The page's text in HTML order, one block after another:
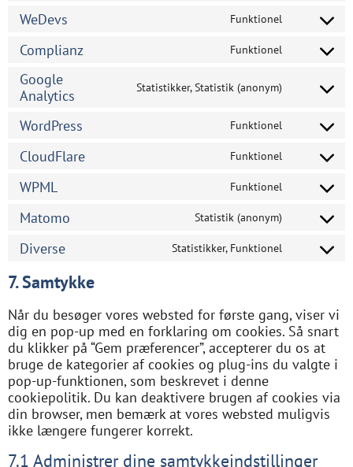
WeDevs Funktionel
Complianz Funktionel
Google
Analytics
Statistikker, Statistik (anonym)
WordPress Funktionel
CloudFlare Funktionel
WPML Funktionel
Matomo Statistik (anonym)
Diverse Statistikker, Funktionel
7. Samtykke
Når du besøger vores websted for første gang, viser vi
dig en pop-up med en forklaring om cookies. Så snart
du klikker på “Gem præferencer”, accepterer du os at
bruge de kategorier af cookies og plug-ins du valgte i
pop-up-funktionen, som beskrevet i denne
cookiepolitik. Du kan deaktivere brugen af ​​cookies via
din browser, men bemærk at vores websted muligvis
ikke længere fungerer korrekt.
7.1 Administrer dine samtykkeindstillinger